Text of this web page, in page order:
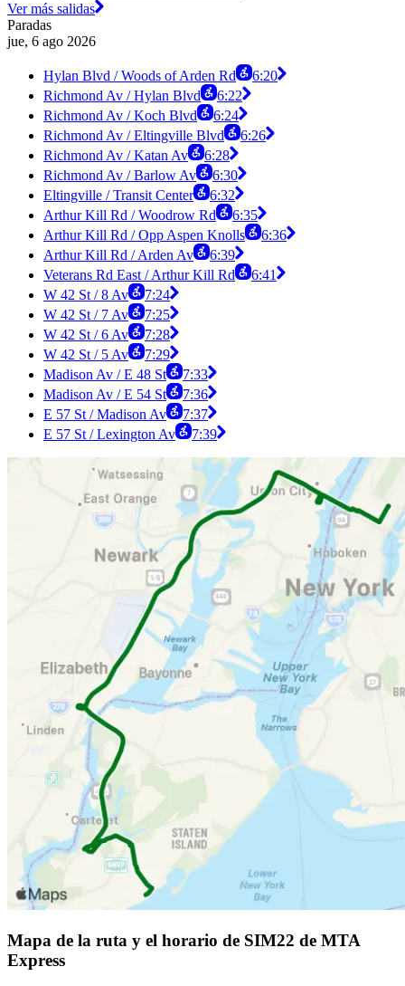
Ver más salidas
Paradas
jue, 6 ago 2026
Hylan Blvd / Woods of Arden Rd
6:20
Richmond Av / Hylan Blvd
6:22
Richmond Av / Koch Blvd
6:24
Richmond Av / Eltingville Blvd
6:26
Richmond Av / Katan Av
6:28
Richmond Av / Barlow Av
6:30
Eltingville / Transit Center
6:32
Arthur Kill Rd / Woodrow Rd
6:35
Arthur Kill Rd / Opp Aspen Knolls
6:36
Arthur Kill Rd / Arden Av
6:39
Veterans Rd East / Arthur Kill Rd
6:41
W 42 St / 8 Av
7:24
W 42 St / 7 Av
7:25
W 42 St / 6 Av
7:28
W 42 St / 5 Av
7:29
Madison Av / E 48 St
7:33
Madison Av / E 54 St
7:36
E 57 St / Madison Av
7:37
E 57 St / Lexington Av
7:39
Mapa de la ruta y el horario de SIM22 de MTA
Express